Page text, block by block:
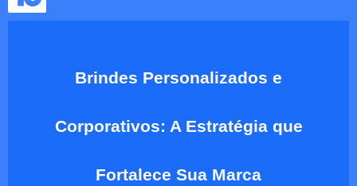
Brindes Personalizados e
Corporativos: A Estratégia que
Fortalece Sua Marca